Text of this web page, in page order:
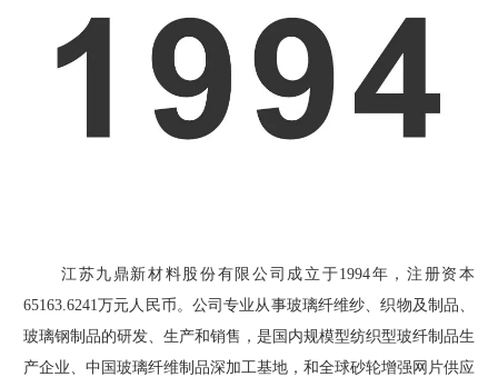
江苏九鼎新材料股份有限公司成立于1994年，注册资本
65163.6241万元人民币。公司专业从事玻璃纤维纱、织物及制品、
玻璃钢制品的研发、生产和销售，是国内规模型纺织型玻纤制品生
产企业、中国玻璃纤维制品深加工基地，和全球砂轮增强网片供应